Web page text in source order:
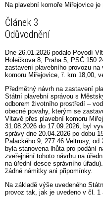
Na plavební komoře Miřejovice je
Článek 3
Odůvodnění
Dne 26.01.2026 podalo Povodí
Holečkova 8, Praha 5, PSČ 150
zastavení plavebního provozu
komoru Miřejovice, ř. km 18,00,
Předmětný návrh na zastavení
Státní plavební správou s
odborem životního prostředí –
obecné povahy, kterým se
Vltavě přes plavební komoru
31.08.2026 do 17.09.2026, byl
správy dne 20.04.2026 po dobu
Palackého 9, 277 46 Veltrusy,
byla stanovena lhůta pro podání
zveřejnění tohoto návrhu na
na úřední desce správního
žádné námitky ani připomínky.
Na základě výše uvedeného
provoz tak, jak je uvedeno v čl. 1